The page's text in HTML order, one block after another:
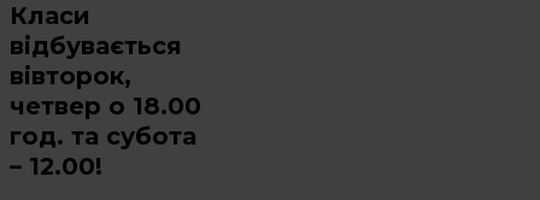
Класи
відбувається
вівторок,
четвер о 18.00
год. та субота
– 12.00!